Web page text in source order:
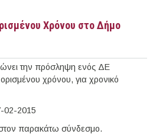
Χρόνου στο Δήμο
την πρόσληψη ενός ΔΕ
χρόνου, για χρονικό
02-2015
παρακάτω σύνδεσμο.